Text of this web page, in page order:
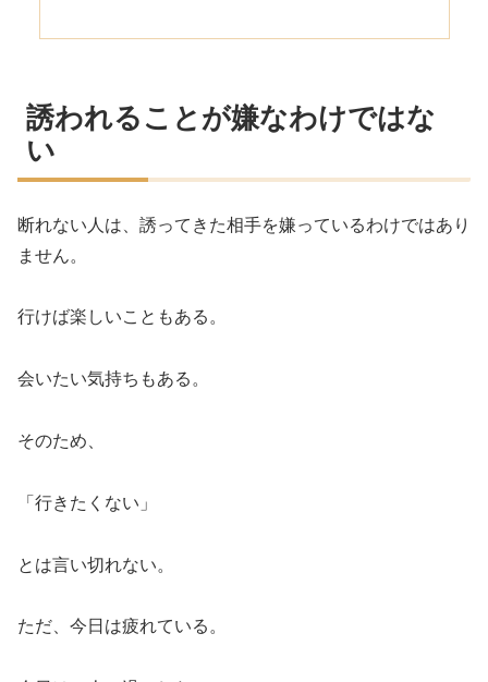
誘われることが嫌なわけではな
い
断れない人は、誘ってきた相手を嫌っているわけではあり
ません。
行けば楽しいこともある。
会いたい気持ちもある。
そのため、
「行きたくない」
とは言い切れない。
ただ、今日は疲れている。